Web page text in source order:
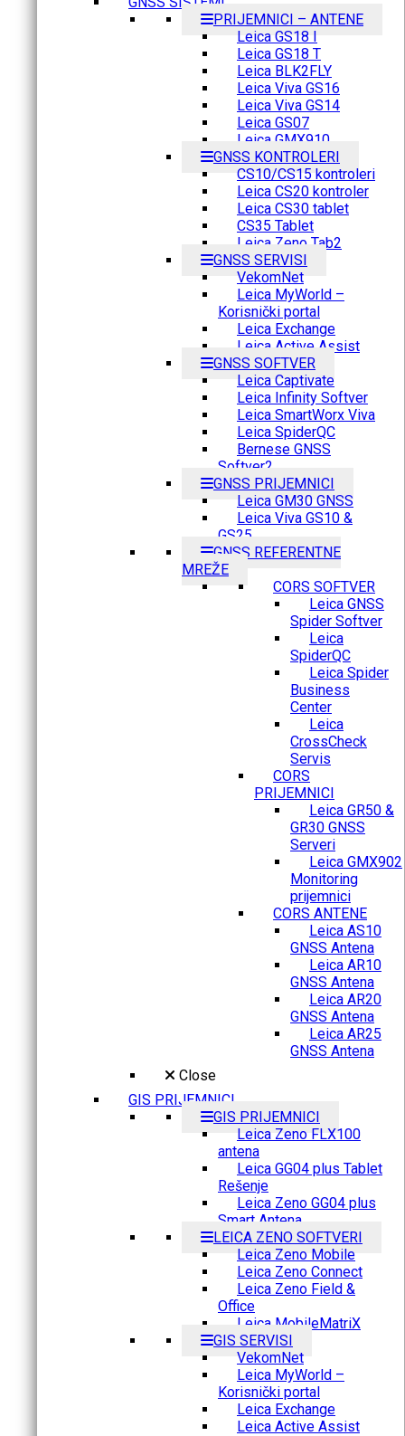
PRIJEMNICI – ANTENE
Leica GS18 I
Leica GS18 T
Leica BLK2FLY
Leica Viva GS16
Leica Viva GS14
Leica GS07
Leica GMX910
GNSS KONTROLERI
CS10/CS15 kontroleri
Leica CS20 kontroler
Leica CS30 tablet
CS35 Tablet
Leica Zeno Tab2
GNSS SERVISI
VekomNet
Leica MyWorld –
Korisnički portal
Leica Exchange
Leica Active Assist
GNSS SOFTVER
Leica Captivate
Leica Infinity Softver
Leica SmartWorx Viva
Leica SpiderQC
Bernese GNSS
Softver2
GNSS PRIJEMNICI
Leica GM30 GNSS
Leica Viva GS10 &
GS25
GNSS REFERENTNE
MREŽE
CORS SOFTVER
Leica GNSS
Spider Softver
Leica
SpiderQC
Leica Spider
Business
Center
Leica
CrossCheck
Servis
CORS
PRIJEMNICI
Leica GR50 &
GR30 GNSS
Serveri
Leica GMX902
Monitoring
prijemnici
CORS ANTENE
Leica AS10
GNSS Antena
Leica AR10
GNSS Antena
Leica AR20
GNSS Antena
Leica AR25
GNSS Antena
Close
GIS PRIJEMNICI
GIS PRIJEMNICI
Leica Zeno FLX100
antena
Leica GG04 plus Tablet
Rešenje
Leica Zeno GG04 plus
Smart Antena
LEICA ZENO SOFTVERI
Leica Zeno Mobile
Leica Zeno Connect
Leica Zeno Field &
Office
Leica MobileMatriX
GIS SERVISI
VekomNet
Leica MyWorld –
Korisnički portal
Leica Exchange
Leica Active Assist